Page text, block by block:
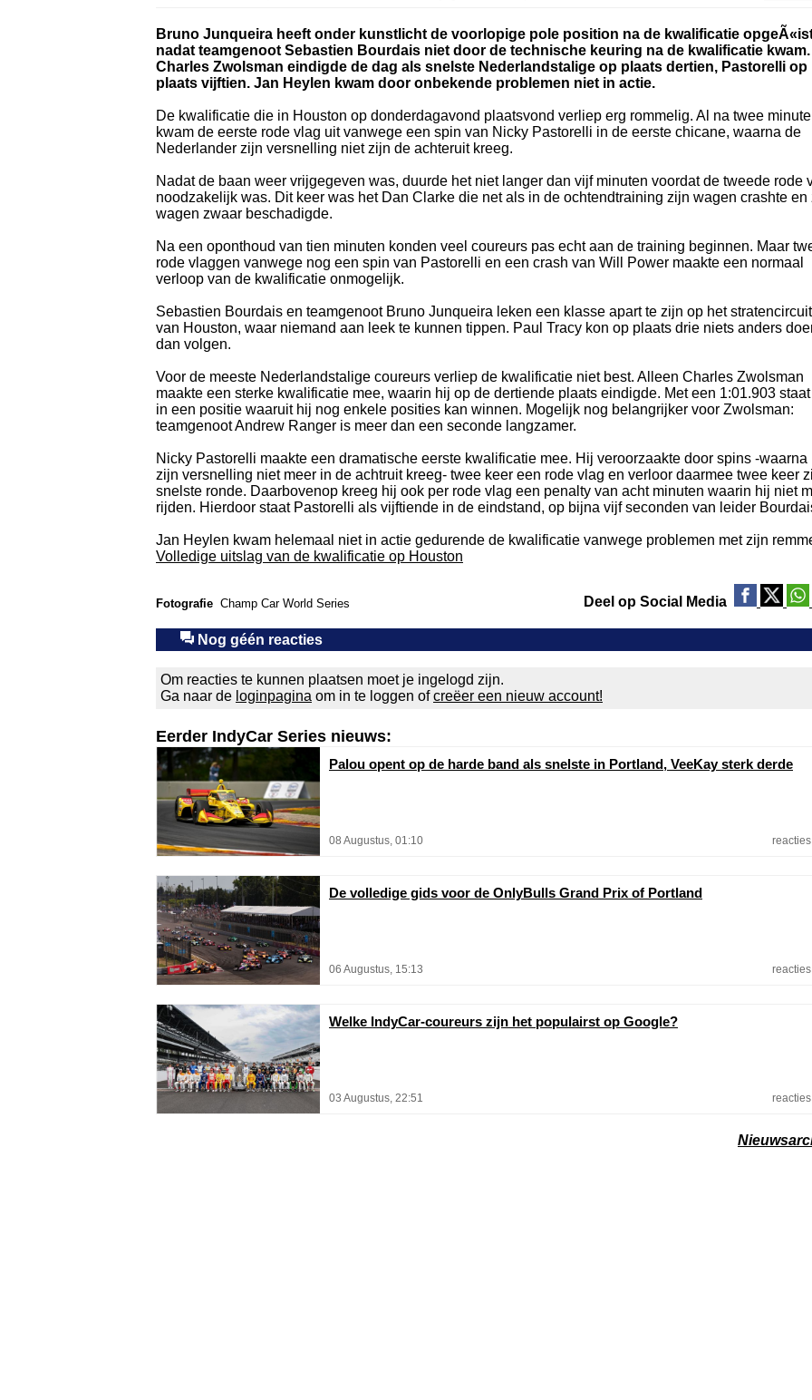
Bruno Junqueira heeft onder kunstlicht de voorlopige pole position na de kwalificatie
nadat teamgenoot Sebastien Bourdais niet door de technische keuring na de kwalificatie kwam.
Charles Zwolsman eindigde de dag als snelste Nederlandstalige op plaats dertien, Pastorelli op
plaats vijftien. Jan Heylen kwam door onbekende problemen niet in actie.
De kwalificatie die in Houston op donderdagavond plaatsvond verliep erg rommelig. Al na twee
kwam de eerste rode vlag uit vanwege een spin van Nicky Pastorelli in de eerste chicane, waarna de
Nederlander zijn versnelling niet zijn de achteruit kreeg.
Nadat de baan weer vrijgegeven was, duurde het niet langer dan vijf minuten voordat de tweede rode
noodzakelijk was. Dit keer was het Dan Clarke die net als in de ochtendtraining zijn wagen crashte en
wagen zwaar beschadigde.
Na een oponthoud van tien minuten konden veel coureurs pas echt aan de training beginnen. Maar
rode vlaggen vanwege nog een spin van Pastorelli en een crash van Will Power maakte een normaal
verloop van de kwalificatie onmogelijk.
Sebastien Bourdais en teamgenoot Bruno Junqueira leken een klasse apart te zijn op het stratencircuit
van Houston, waar niemand aan leek te kunnen tippen. Paul Tracy kon op plaats drie niets anders
dan volgen.
Voor de meeste Nederlandstalige coureurs verliep de kwalificatie niet best. Alleen Charles Zwolsman
maakte een sterke kwalificatie mee, waarin hij op de dertiende plaats eindigde. Met een 1:01.903
in een positie waaruit hij nog enkele posities kan winnen. Mogelijk nog belangrijker voor Zwolsman:
teamgenoot Andrew Ranger is meer dan een seconde langzamer.
Nicky Pastorelli maakte een dramatische eerste kwalificatie mee. Hij veroorzaakte door spins -waarna
zijn versnelling niet meer in de achtruit kreeg- twee keer een rode vlag en verloor daarmee twee keer
snelste ronde. Daarbovenop kreeg hij ook per rode vlag een penalty van acht minuten waarin hij niet
rijden. Hierdoor staat Pastorelli als vijftiende in de eindstand, op bijna vijf seconden van leider
Jan Heylen kwam helemaal niet in actie gedurende de kwalificatie vanwege problemen met zijn
Volledige uitslag van de kwalificatie op Houston
Fotografie Champ Car World Series Deel op Social Media
Nog géén reacties
Om reacties te kunnen plaatsen moet je ingelogd zijn.
Ga naar de loginpagina om in te loggen ofcreëer een nieuw account!
Eerder IndyCar Series nieuws:
Palou opent op de harde band als snelste in Portland, VeeKay sterk derde
08 Augustus, 01:10
De volledige gids voor de OnlyBulls Grand Prix of Portland
06 Augustus, 15:13
Welke IndyCar-coureurs zijn het populairst op Google?
03 Augustus, 22:51